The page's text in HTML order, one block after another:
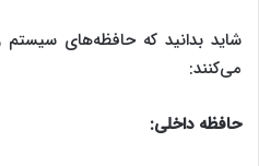
شاید بدانید که حافظه‌های
می‌کنند:
حافظه داخلی: